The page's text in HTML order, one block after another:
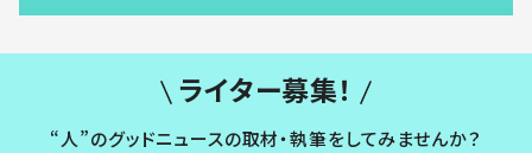
ライター募集！
“人”のグッドニュースの取材・執筆をしてみませんか？